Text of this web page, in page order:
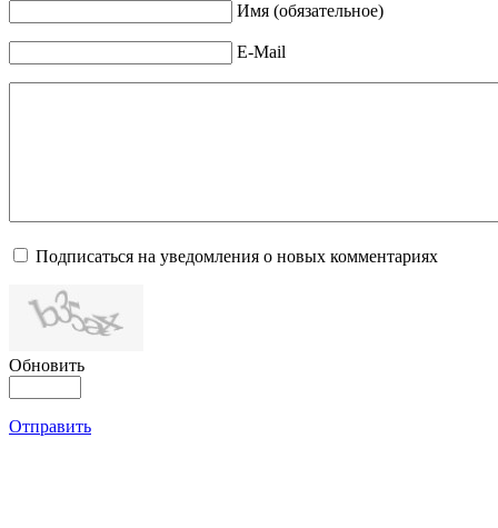
Имя (обязательное)
E-Mail
Подписаться на уведомления о новых комментариях
Обновить
Отправить